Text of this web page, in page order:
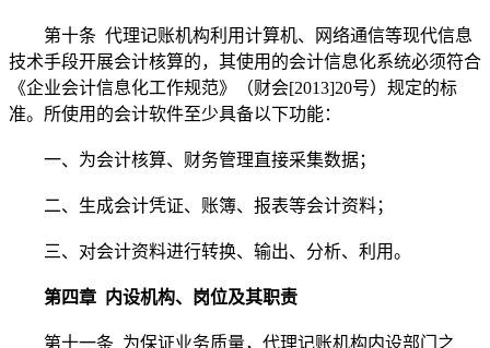
第十条 代理记账机构利用计算机、网络通信等现代信息
技术手段开展会计核算的，其使用的会计信息化系统必须符合
《企业会计信息化工作规范》（财会[2013]20号）规定的标
准。所使用的会计软件至少具备以下功能：
一、为会计核算、财务管理直接采集数据；
二、生成会计凭证、账簿、报表等会计资料；
三、对会计资料进行转换、输出、分析、利用。
第四章 内设机构、岗位及其职责
第十一条 为保证业务质量，代理记账机构内设部门之